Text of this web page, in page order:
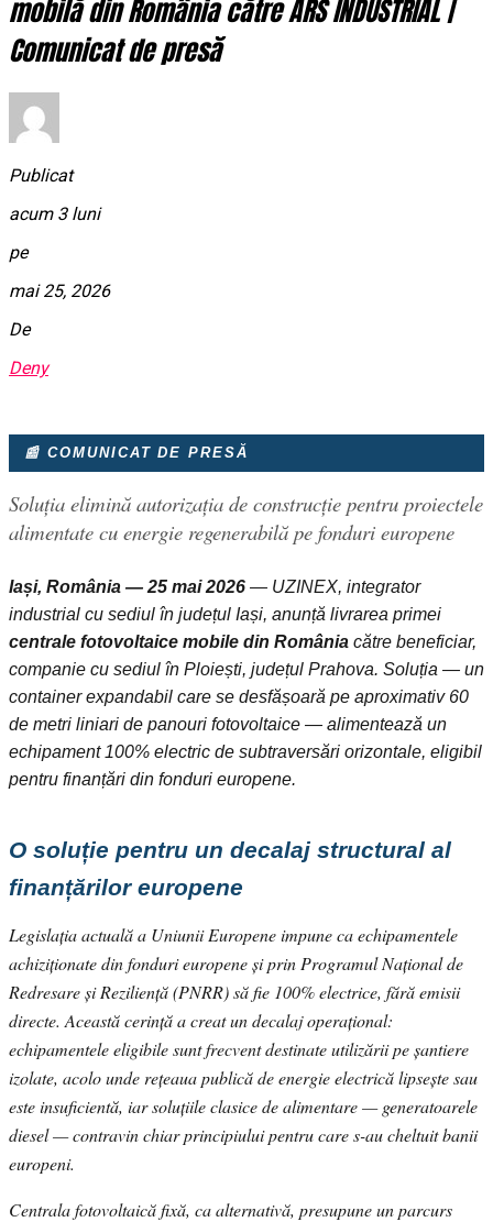
mobilă din România către ARS INDUSTRIAL |
Comunicat de presă
Publicat
acum 3 luni
pe
mai 25, 2026
De
Deny
📰 COMUNICAT DE PRESĂ
Soluția elimină autorizația de construcție pentru proiectele
alimentate cu energie regenerabilă pe fonduri europene
Iași, România — 25 mai 2026 — UZINEX, integrator
industrial cu sediul în județul Iași, anunță livrarea primei
centrale fotovoltaice mobile din România către beneficiar,
companie cu sediul în Ploiești, județul Prahova. Soluția — un
container expandabil care se desfășoară pe aproximativ 60
de metri liniari de panouri fotovoltaice — alimentează un
echipament 100% electric de subtraversări orizontale, eligibil
pentru finanțări din fonduri europene.
O soluție pentru un decalaj structural al
finanțărilor europene
Legislația actuală a Uniunii Europene impune ca echipamentele
achiziționate din fonduri europene și prin Programul Național de
Redresare și Reziliență (PNRR) să fie 100% electrice, fără emisii
directe. Această cerință a creat un decalaj operațional:
echipamentele eligibile sunt frecvent destinate utilizării pe șantiere
izolate, acolo unde rețeaua publică de energie electrică lipsește sau
este insuficientă, iar soluțiile clasice de alimentare — generatoarele
diesel — contravin chiar principiului pentru care s-au cheltuit banii
europeni.
Centrala fotovoltaică fixă, ca alternativă, presupune un parcurs